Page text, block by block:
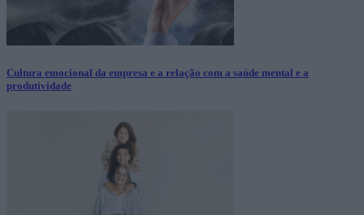
Cultura emocional da empresa e a relação com a saúde mental e a
produtividade